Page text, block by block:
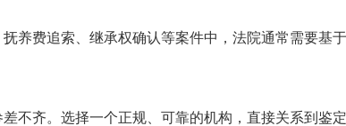
养费追索、继承权确认等案件中，法院通常需要基
不齐。选择一个正规、可靠的机构，直接关系到鉴